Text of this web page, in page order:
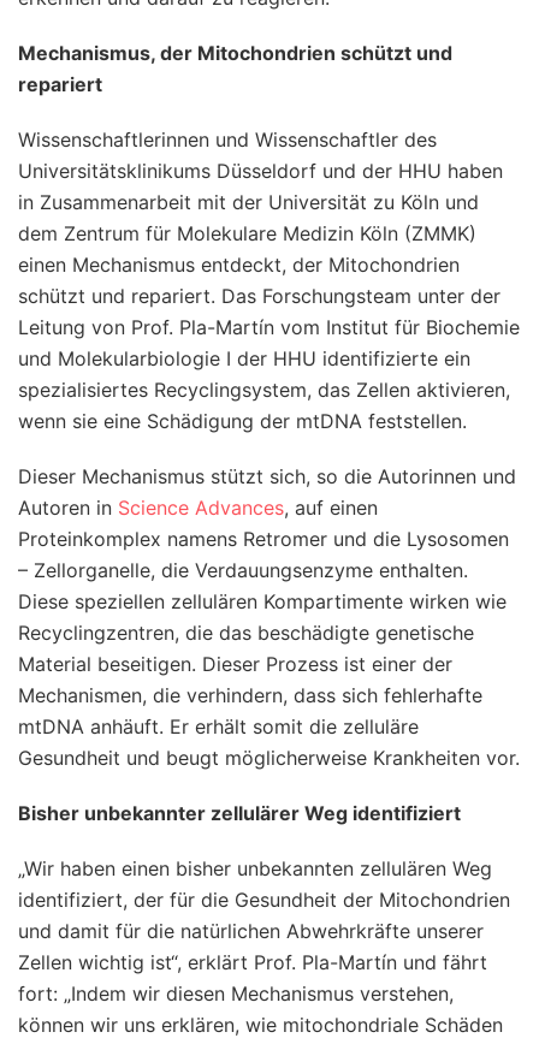
Mechanismus, der Mitochondrien schützt und
repariert
Wissenschaftlerinnen und Wissenschaftler des
Universitätsklinikums Düsseldorf und der HHU haben
in Zusammenarbeit mit der Universität zu Köln und
dem Zentrum für Molekulare Medizin Köln (ZMMK)
einen Mechanismus entdeckt, der Mitochondrien
schützt und repariert. Das Forschungsteam unter der
Leitung von Prof. Pla-Martín vom Institut für Biochemie
und Molekularbiologie I der HHU identifizierte ein
spezialisiertes Recyclingsystem, das Zellen aktivieren,
wenn sie eine Schädigung der mtDNA feststellen.
Dieser Mechanismus stützt sich, so die Autorinnen und
Autoren in Science Advances, auf einen
Proteinkomplex namens Retromer und die Lysosomen
– Zellorganelle, die Verdauungsenzyme enthalten.
Diese speziellen zellulären Kompartimente wirken wie
Recyclingzentren, die das beschädigte genetische
Material beseitigen. Dieser Prozess ist einer der
Mechanismen, die verhindern, dass sich fehlerhafte
mtDNA anhäuft. Er erhält somit die zelluläre
Gesundheit und beugt möglicherweise Krankheiten vor.
Bisher unbekannter zellulärer Weg identifiziert
„Wir haben einen bisher unbekannten zellulären Weg
identifiziert, der für die Gesundheit der Mitochondrien
und damit für die natürlichen Abwehrkräfte unserer
Zellen wichtig ist“, erklärt Prof. Pla-Martín und fährt
fort: „Indem wir diesen Mechanismus verstehen,
können wir uns erklären, wie mitochondriale Schäden